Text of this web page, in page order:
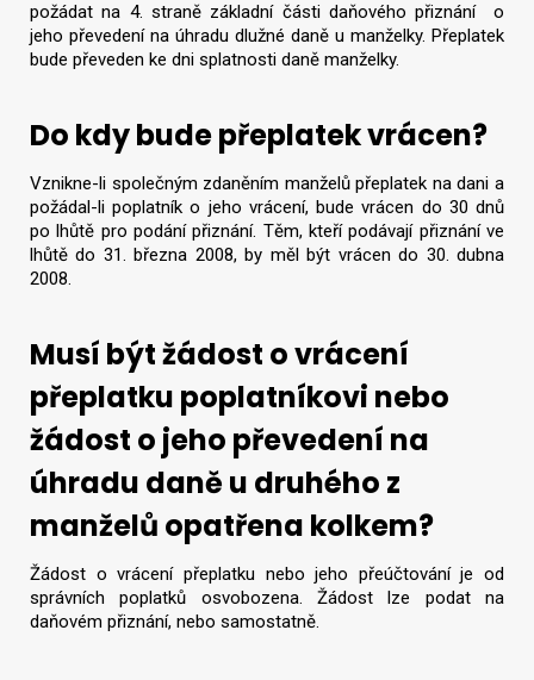
požádat na 4. straně základní části daňového přiznání o
jeho převedení na úhradu dlužné daně u manželky. Přeplatek
bude převeden ke dni splatnosti daně manželky.
Do kdy bude přeplatek vrácen?
Vznikne-li společným zdaněním manželů přeplatek na dani a
požádal-li poplatník o jeho vrácení, bude vrácen do 30 dnů
po lhůtě pro podání přiznání. Těm, kteří podávají přiznání ve
lhůtě do 31. března 2008, by měl být vrácen do 30. dubna
2008.
Musí být žádost o vrácení
přeplatku poplatníkovi nebo
žádost o jeho převedení na
úhradu daně u druhého z
manželů opatřena kolkem?
Žádost o vrácení přeplatku nebo jeho přeúčtování je od
správních poplatků osvobozena. Žádost lze podat na
daňovém přiznání, nebo samostatně.